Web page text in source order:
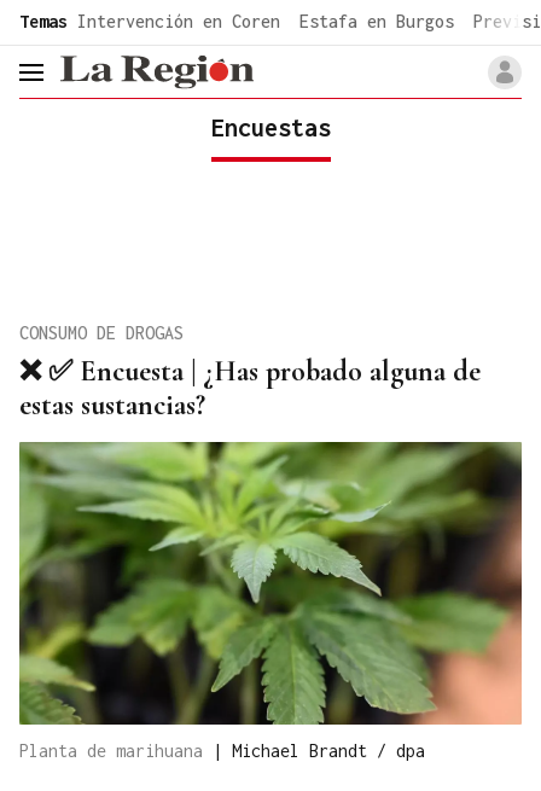
common.go-to-content
Temas Intervención en Coren Estafa en Burgos
header.menu.open
Encuestas
❌ ✅ Encuesta | ¿Has probado alguna de
estas sustancias?
CONSUMO DE DROGAS
Planta de marihuana | Michael Brandt / dpa